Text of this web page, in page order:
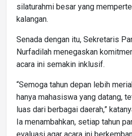
silaturahmi besar yang
kalangan.
Senada dengan itu, Sekretaris
Nurfadilah menegaskan
acara ini semakin inklusif.
“Semoga tahun depan lebih
hanya mahasiswa yang datang,
luas dari berbagai daerah,”
Ia menambahkan, setiap tahun